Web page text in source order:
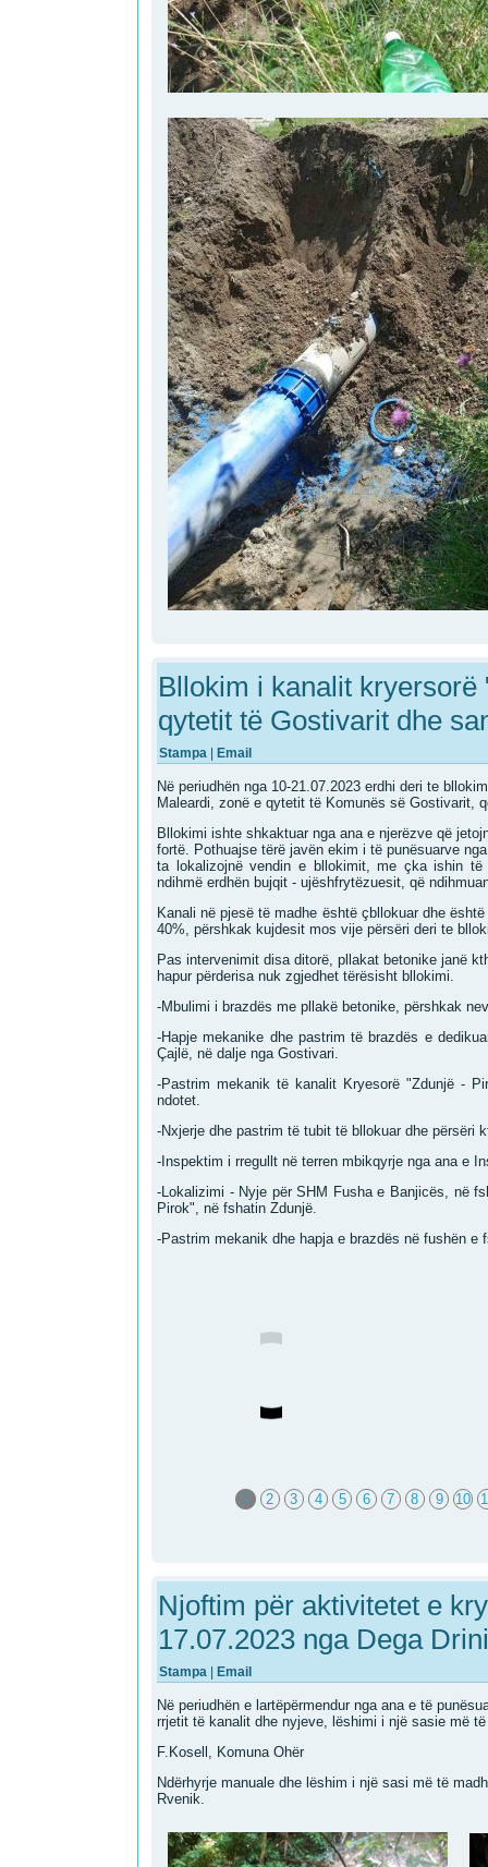
Bllokim i kanalit
qytetit të Gostivarit dhe
Stampa | Email
Në periudhën nga 10-21.07.2023 erdhi deri te
Maleardi, zonë e qytetit të Komunës së Gostivarit,
Bllokimi ishte shkaktuar nga ana e njerëzve që
fortë. Pothuajse tërë javën ekim i të punësuarve
ta lokalizojnë vendin e bllokimit, me çka ishin
ndihmë erdhën bujqit - ujëshfrytëzuesit, që
Kanali në pjesë të madhe është çbllokuar dhe
40%, përshkak kujdesit mos vije përsëri deri te
Pas intervenimit disa ditorë, pllakat betonike janë
hapur përderisa nuk zgjedhet tërësisht bllokimi.
-Mbulimi i brazdës me pllakë betonike, përshkak
-Hapje mekanike dhe pastrim të brazdës e
Çajlë, në dalje nga Gostivari.
-Pastrim mekanik të kanalit Kryesorë "Zdunjë -
ndotet.
-Nxjerje dhe pastrim të tubit të bllokuar dhe përsëri
-Inspektim i rregullt në terren mbikqyrje nga ana e
-Lokalizimi - Nyje për SHM Fusha e Banjicës, në
Pirok", në fshatin Zdunjë.
-Pastrim mekanik dhe hapja e brazdës në fushën e
1 2 3 4 5 6 7 8 9 10
Njoftim për aktivitetet e
17.07.2023 nga Dega
Stampa | Email
Në periudhën e lartëpërmendur nga ana e të
rrjetit të kanalit dhe nyjeve, lëshimi i një sasie më
F.Kosell, Komuna Ohër
Ndërhyrje manuale dhe lëshim i një sasi më të
Rvenik.